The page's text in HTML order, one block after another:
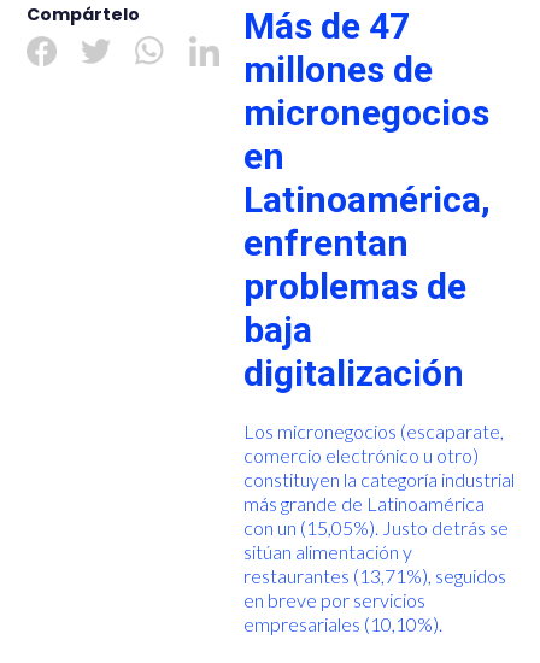
Compártelo
Más de 47
millones de
micronegocios
en
Latinoamérica,
enfrentan
problemas de
baja
digitalización
Los micronegocios (escaparate,
comercio electrónico u otro)
constituyen la categoría industrial
más grande de Latinoamérica
con un (15,05%). Justo detrás se
sitúan alimentación y
restaurantes (13,71%), seguidos
en breve por servicios
empresariales (10,10%).